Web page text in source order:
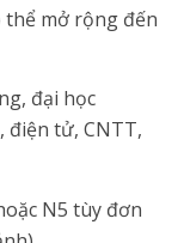
thể mở rộng đến
đại học
điện tử, CNTT,
N5 tùy đơn